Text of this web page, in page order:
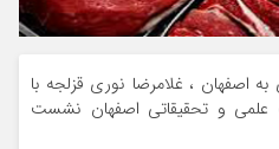
اصفهان ، غلامرضا نوری قزلجه با
علمی و تحقیقاتی اصفهان نشست